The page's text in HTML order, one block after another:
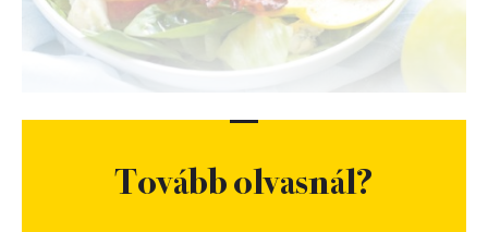
Tovább olvasnál?